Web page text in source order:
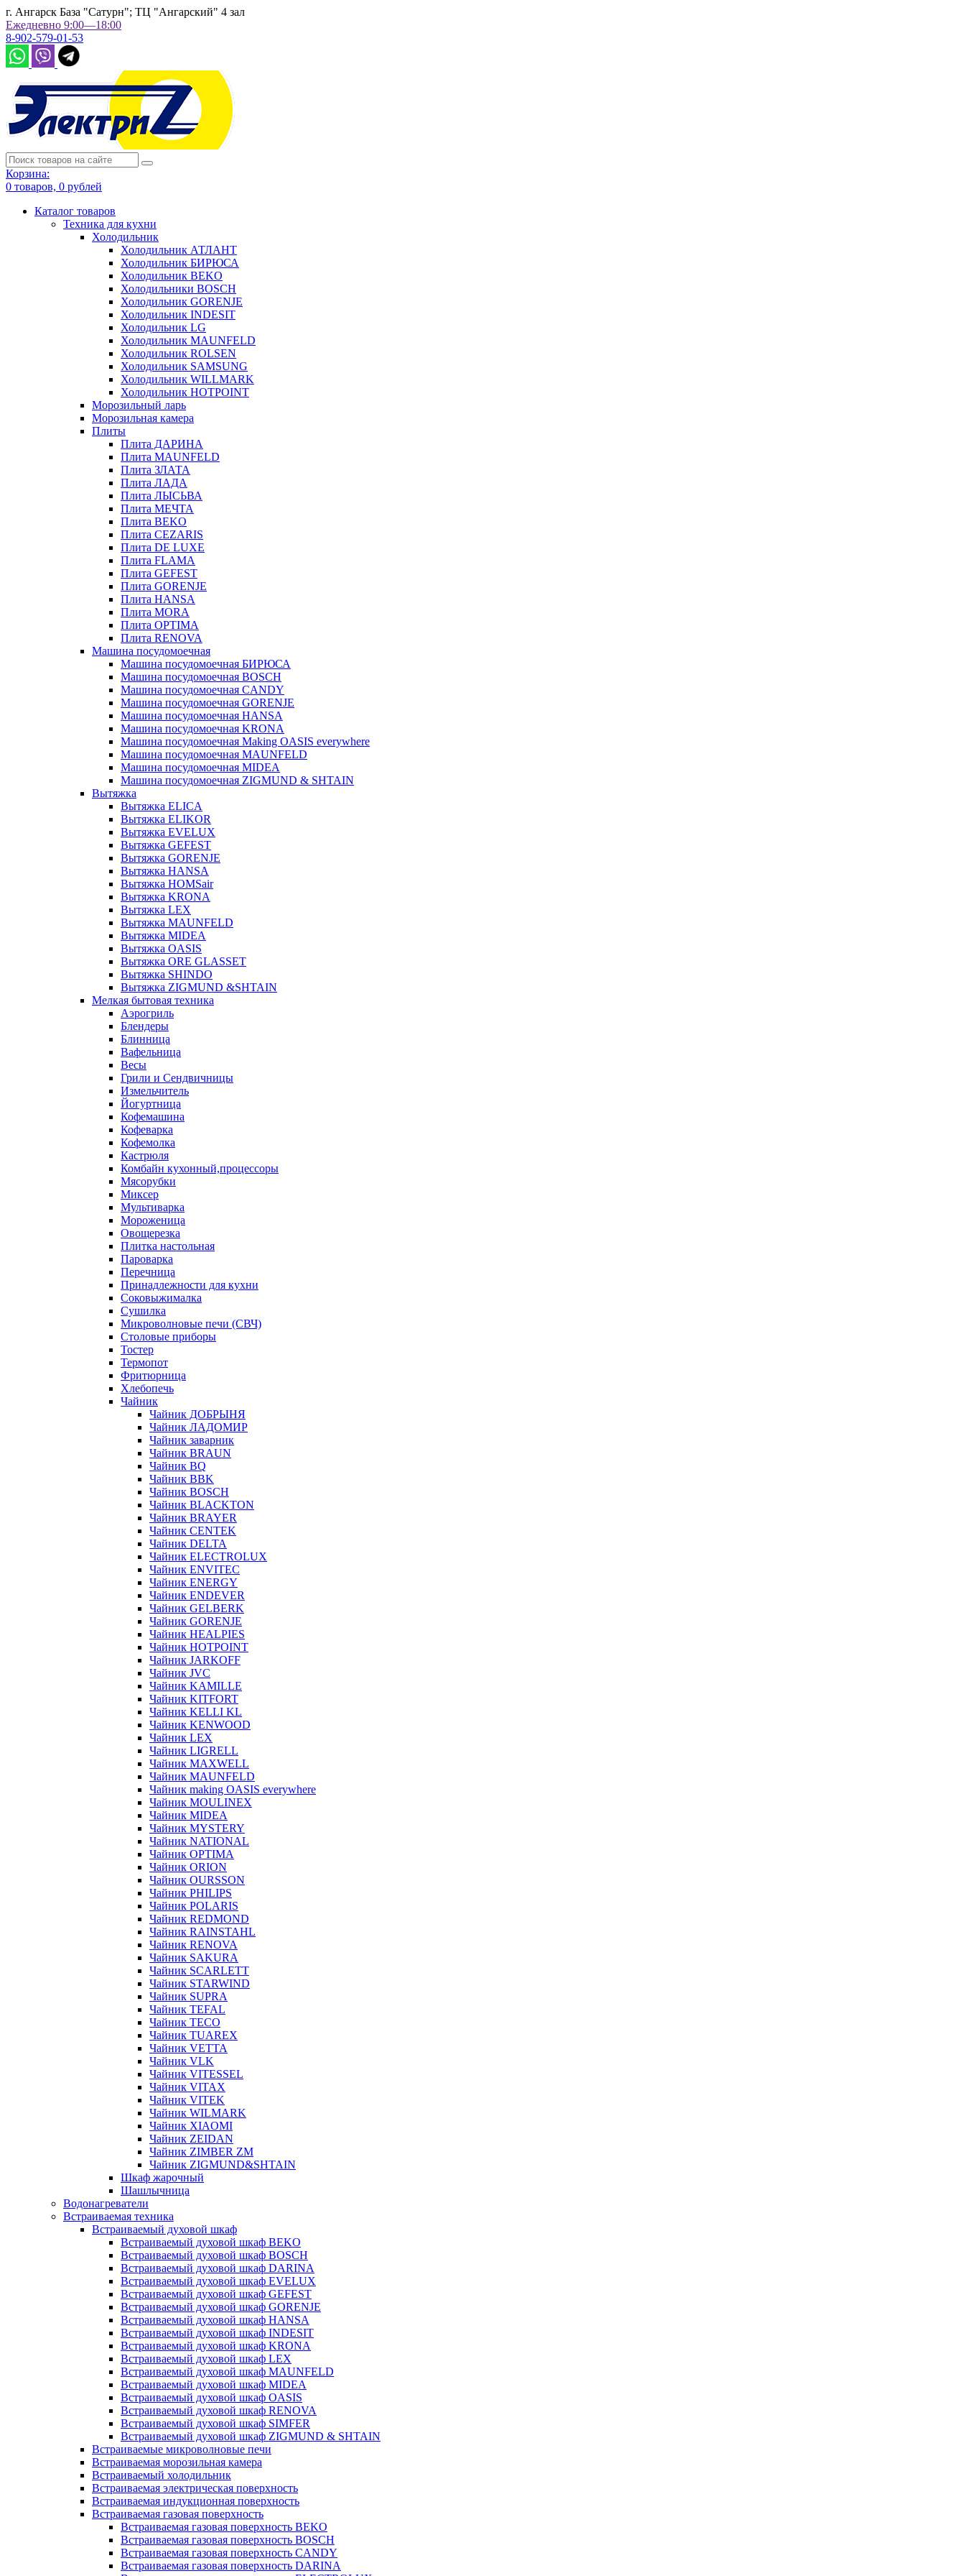
г. Ангарск База "Сатурн"; ТЦ "Ангарский" 4 зал
Ежедневно 9:00—18:00
8-902-579-01-53
Корзина:
0 товаров, 0 рублей
Каталог товаров
Техника для кухни
Холодильник
Холодильник АТЛАНТ
Холодильник БИРЮСА
Холодильник BEKO
Холодильники BOSCH
Холодильник GORENJE
Холодильник INDESIT
Холодильник LG
Холодильник MAUNFELD
Холодильник ROLSEN
Холодильник SAMSUNG
Холодильник WILLMARK
Холодильник HOTPOINT
Морозильный ларь
Морозильная камера
Плиты
Плита ДАРИНА
Плита MAUNFELD
Плита ЗЛАТА
Плита ЛАДА
Плита ЛЫСЬВА
Плита МЕЧТА
Плита BEKO
Плита CEZARIS
Плита DE LUXE
Плита FLAMA
Плита GEFEST
Плита GORENJE
Плита HANSA
Плита MORA
Плита OPTIMA
Плита RENOVA
Машина посудомоечная
Машина посудомоечная БИРЮСА
Машина посудомоечная BOSCH
Машина посудомоечная CANDY
Машина посудомоечная GORENJE
Машина посудомоечная HANSA
Машина посудомоечная KRONA
Машина посудомоечная Making OASIS everywhere
Машина посудомоечная MAUNFELD
Машина посудомоечная MIDEA
Машина посудомоечная ZIGMUND & SHTAIN
Вытяжка
Вытяжка ELICA
Вытяжка ELIKOR
Вытяжка EVELUX
Вытяжка GEFEST
Вытяжка GORENJE
Вытяжка HANSA
Вытяжка HOMSair
Вытяжка KRONA
Вытяжка LEX
Вытяжка MAUNFELD
Вытяжка MIDEA
Вытяжка OASIS
Вытяжка ORE GLASSET
Вытяжка SHINDO
Вытяжка ZIGMUND &SHTAIN
Мелкая бытовая техника
Аэрогриль
Блендеры
Блинница
Вафельница
Весы
Грили и Сендвичницы
Измельчитель
Йогуртница
Кофемашина
Кофеварка
Кофемолка
Кастрюля
Комбайн кухонный,процессоры
Мясорубки
Миксер
Мультиварка
Мороженица
Овощерезка
Плитка настольная
Пароварка
Перечница
Принадлежности для кухни
Соковыжималка
Сушилка
Микроволновые печи (СВЧ)
Столовые приборы
Тостер
Термопот
Фритюрница
Хлебопечь
Чайник
Чайник ДОБРЫНЯ
Чайник ЛАДОМИР
Чайник заварник
Чайник BRAUN
Чайник BQ
Чайник BBK
Чайник BOSCH
Чайник BLACKTON
Чайник BRAYER
Чайник CENTEK
Чайник DELTA
Чайник ELECTROLUX
Чайник ENVITEC
Чайник ENERGY
Чайник ENDEVER
Чайник GELBERK
Чайник GORENJE
Чайник HEALPIES
Чайник HOTPOINT
Чайник JARKOFF
Чайник JVC
Чайник KAMILLE
Чайник KITFORT
Чайник KELLI KL
Чайник KENWOOD
Чайник LEX
Чайник LIGRELL
Чайник MAXWELL
Чайник MAUNFELD
Чайник making OASIS everywhere
Чайник MOULINEX
Чайник MIDEA
Чайник MYSTERY
Чайник NATIONAL
Чайник OPTIMA
Чайник ORION
Чайник OURSSON
Чайник PHILIPS
Чайник POLARIS
Чайник REDMOND
Чайник RAINSTAHL
Чайник RENOVA
Чайник SAKURA
Чайник SCARLETT
Чайник STARWIND
Чайник SUPRA
Чайник TEFAL
Чайник TECO
Чайник TUAREX
Чайник VETTA
Чайник VLK
Чайник VITESSEL
Чайник VITAX
Чайник VITEK
Чайник WILMARK
Чайник XIAOMI
Чайник ZEIDAN
Чайник ZIMBER ZM
Чайник ZIGMUND&SHTAIN
Шкаф жарочный
Шашлычница
Водонагреватели
Встраиваемая техника
Встраиваемый духовой шкаф
Встраиваемый духовой шкаф BEKO
Встраиваемый духовой шкаф BOSCH
Встраиваемый духовой шкаф DARINA
Встраиваемый духовой шкаф EVELUX
Встраиваемый духовой шкаф GEFEST
Встраиваемый духовой шкаф GORENJE
Встраиваемый духовой шкаф HANSA
Встраиваемый духовой шкаф INDESIT
Встраиваемый духовой шкаф KRONA
Встраиваемый духовой шкаф LEX
Встраиваемый духовой шкаф MAUNFELD
Встраиваемый духовой шкаф MIDEA
Встраиваемый духовой шкаф OASIS
Встраиваемый духовой шкаф RENOVA
Встраиваемый духовой шкаф SIMFER
Встраиваемый духовой шкаф ZIGMUND & SHTAIN
Встраиваемые микроволновые печи
Встраиваемая морозильная камера
Встраиваемый холодильник
Встраиваемая электрическая поверхность
Встраиваемая индукционная поверхность
Встраиваемая газовая поверхность
Встраиваемая газовая поверхность BEKO
Встраиваемая газовая поверхность BOSCH
Встраиваемая газовая поверхность CANDY
Встраиваемая газовая поверхность DARINA